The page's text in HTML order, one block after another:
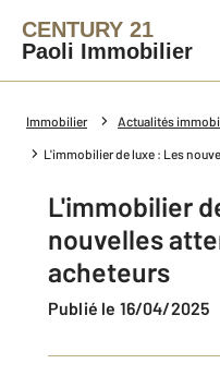
CENTURY 21
Paoli Immobilier
Immobilier Actualités
L'immobilier de luxe : Les
L'immobilier
nouvelles
acheteurs
Publié le 16/04/2025